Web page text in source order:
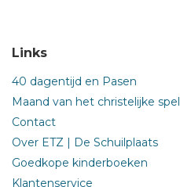
Links
40 dagentijd en Pasen
Maand van het christelijke spel
Contact
Over ETZ | De Schuilplaats
Goedkope kinderboeken
Klantenservice